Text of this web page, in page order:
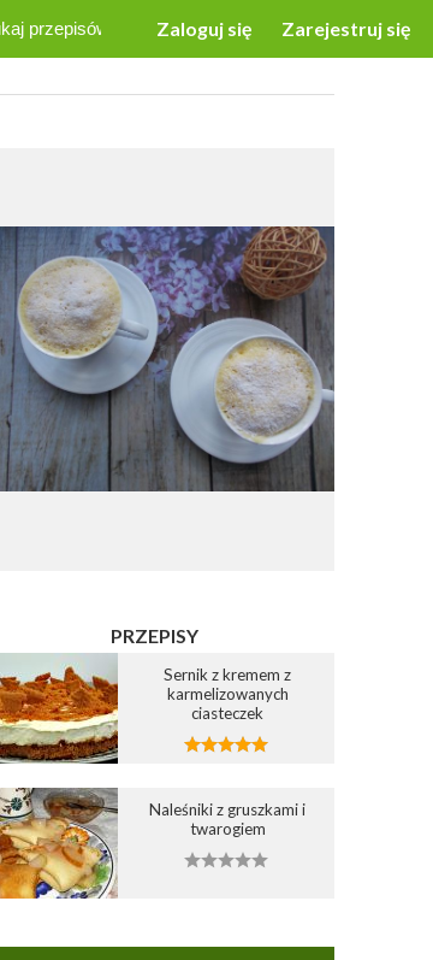
Zaloguj się Zarejestruj się
PRZEPISY
Sernik z kremem z
karmelizowanych
ciasteczek
Naleśniki z gruszkami i
twarogiem